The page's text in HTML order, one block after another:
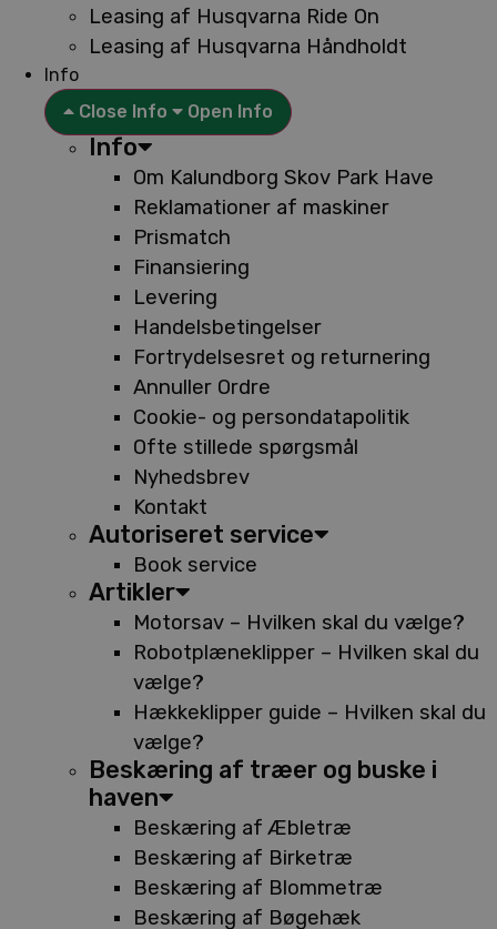
Leasing af Husqvarna Ride On
Leasing af Husqvarna Håndholdt
Info
Close Info
Open Info
Info
Om Kalundborg Skov Park Have
Reklamationer af maskiner
Prismatch
Finansiering
Levering
Handelsbetingelser
Fortrydelsesret og returnering
Annuller Ordre
Cookie- og persondatapolitik
Ofte stillede spørgsmål
Nyhedsbrev
Kontakt
Autoriseret service
Book service
Artikler
Motorsav – Hvilken skal du vælge?
Robotplæneklipper – Hvilken skal du
vælge?
Hækkeklipper guide – Hvilken skal du
vælge?
Beskæring af træer og buske i
haven
Beskæring af Æbletræ
Beskæring af Birketræ
Beskæring af Blommetræ
Beskæring af Bøgehæk